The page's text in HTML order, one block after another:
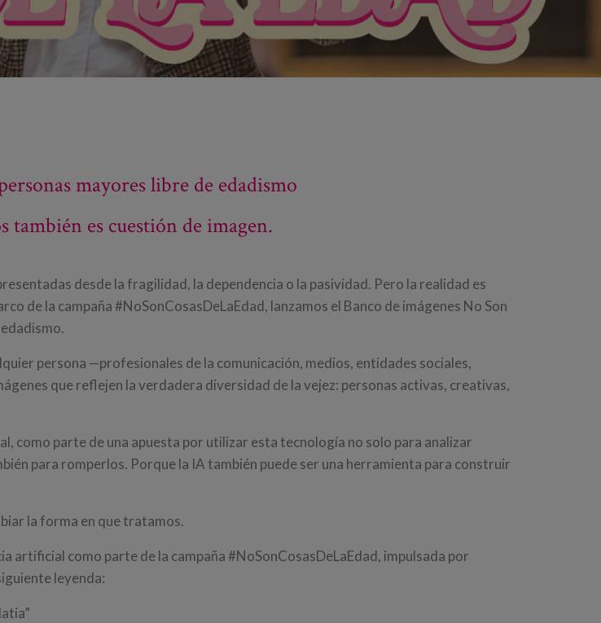
mayores libre de edadismo
también es cuestión de imagen.
desde la fragilidad, la dependencia o la pasividad. Pero la realidad es
de la campaña #NoSonCosasDeLaEdad, lanzamos el Banco de imágenes No Son
persona —profesionales de la comunicación, medios, entidades sociales,
que reflejen la verdadera diversidad de la vejez: personas activas, creativas,
como parte de una apuesta por utilizar esta tecnología no solo para analizar
para romperlos. Porque la IA también puede ser una herramienta para construir
la forma en que tratamos.
artificial como parte de la campaña #NoSonCosasDeLaEdad, impulsada por
leyenda: